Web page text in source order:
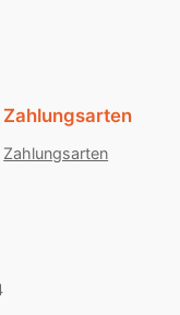
Zahlungsarten
Zahlungsarten